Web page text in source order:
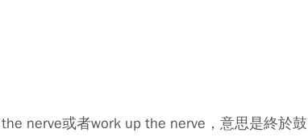
nerve或者work up the nerve，意思是終於鼓